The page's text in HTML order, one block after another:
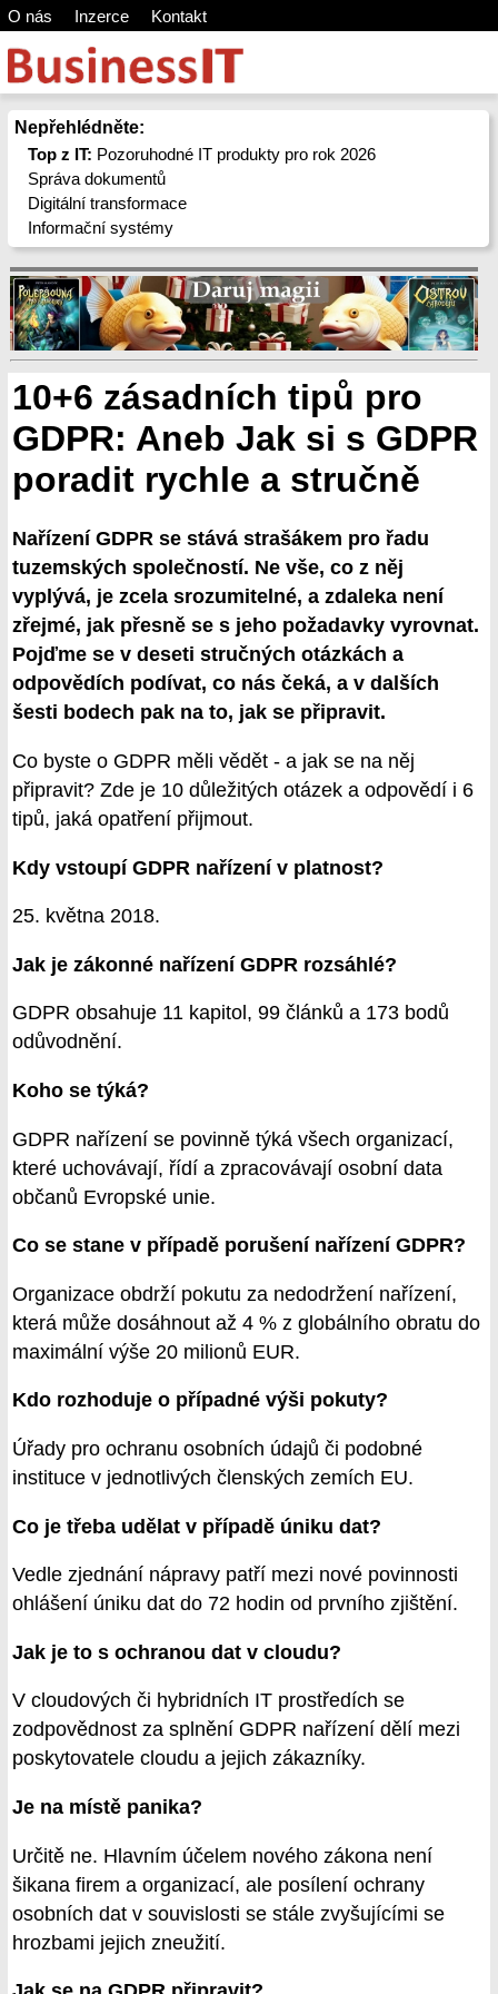
O nás Inzerce Kontakt
Nepřehlédněte:
Top z IT: Pozoruhodné IT produkty pro rok 2026
Správa dokumentů
Digitální transformace
Informační systémy
10+6 zásadních tipů pro
GDPR: Aneb Jak si s GDPR
poradit rychle a stručně
Nařízení GDPR se stává strašákem pro řadu
tuzemských společností. Ne vše, co z něj
vyplývá, je zcela srozumitelné, a zdaleka není
zřejmé, jak přesně se s jeho požadavky vyrovnat.
Pojďme se v deseti stručných otázkách a
odpovědích podívat, co nás čeká, a v dalších
šesti bodech pak na to, jak se připravit.
Co byste o GDPR měli vědět - a jak se na něj
připravit? Zde je 10 důležitých otázek a odpovědí i 6
tipů, jaká opatření přijmout.
Kdy vstoupí GDPR nařízení v platnost?
25. května 2018.
Jak je zákonné nařízení GDPR rozsáhlé?
GDPR obsahuje 11 kapitol, 99 článků a 173 bodů
odůvodnění.
Koho se týká?
GDPR nařízení se povinně týká všech organizací,
které uchovávají, řídí a zpracovávají osobní data
občanů Evropské unie.
Co se stane v případě porušení nařízení GDPR?
Organizace obdrží pokutu za nedodržení nařízení,
která může dosáhnout až 4 % z globálního obratu do
maximální výše 20 milionů EUR.
Kdo rozhoduje o případné výši pokuty?
Úřady pro ochranu osobních údajů či podobné
instituce v jednotlivých členských zemích EU.
Co je třeba udělat v případě úniku dat?
Vedle zjednání nápravy patří mezi nové povinnosti
ohlášení úniku dat do 72 hodin od prvního zjištění.
Jak je to s ochranou dat v cloudu?
V cloudových či hybridních IT prostředích se
zodpovědnost za splnění GDPR nařízení dělí mezi
poskytovatele cloudu a jejich zákazníky.
Je na místě panika?
Určitě ne. Hlavním účelem nového zákona není
šikana firem a organizací, ale posílení ochrany
osobních dat v souvislosti se stále zvyšujícími se
hrozbami jejich zneužití.